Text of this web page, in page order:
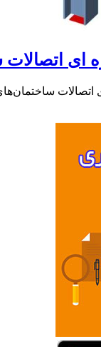
ای اتصالات
اتصالات